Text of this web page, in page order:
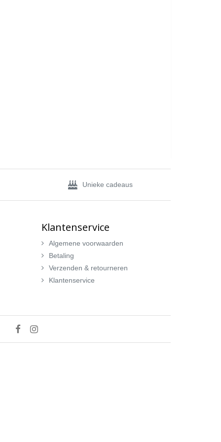
Unieke cadeaus
Klantenservice
Algemene voorwaarden
Betaling
Verzenden & retourneren
Klantenservice